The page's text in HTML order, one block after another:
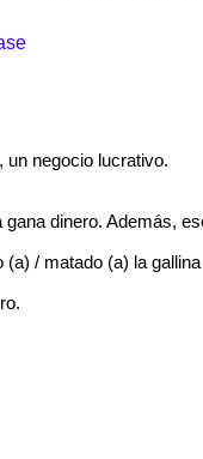
un negocio lucrativo.
dinero. Además,
/ matado (a) la